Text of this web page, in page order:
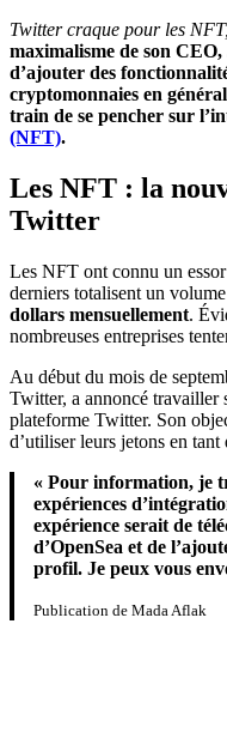
Twitter craque pour les
maximalisme de son
d’ajouter des
cryptomonnaies en
train de se pencher sur
(NFT).
Les NFT : la
Twitter
Les NFT ont connu un
derniers totalisent un
dollars mensuellement.
nombreuses entreprises
Au début du mois de
Twitter, a annoncé travailler
plateforme Twitter. Son
d’utiliser leurs jetons en
« Pour information, je
expériences
expérience serait de
d’OpenSea et de
profil. Je peux vous
Publication de Mada Aflak